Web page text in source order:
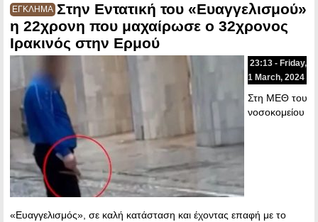
ΕΓΚΛΗΜΑ Στην Εντατική του «Ευαγγελισμού»
η 22χρονη που μαχαίρωσε ο 32χρονος
Ιρακινός στην Ερμού
23:13 - Friday,
1 March, 2024
Στη ΜΕΘ του
νοσοκομείου
«Ευαγγελισμός», σε καλή κατάσταση και έχοντας επαφή με το